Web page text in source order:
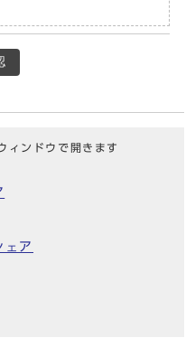
ィンドウで開きます
ア